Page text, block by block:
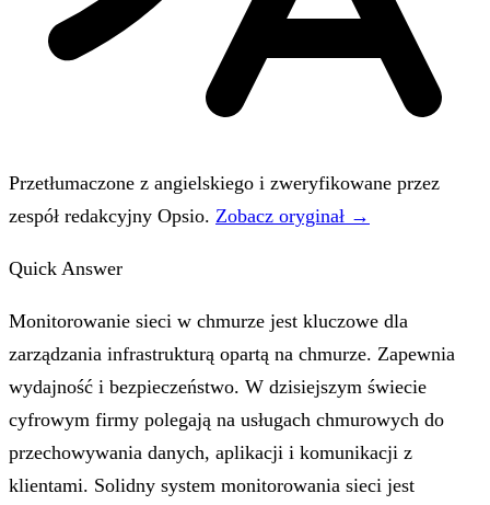
Przetłumaczone z angielskiego i zweryfikowane przez
zespół redakcyjny Opsio. Zobacz oryginał →
Quick Answer
Monitorowanie sieci w chmurze jest kluczowe dla
zarządzania infrastrukturą opartą na chmurze. Zapewnia
wydajność i bezpieczeństwo. W dzisiejszym świecie
cyfrowym firmy polegają na usługach chmurowych do
przechowywania danych, aplikacji i komunikacji z
klientami. Solidny system monitorowania sieci jest